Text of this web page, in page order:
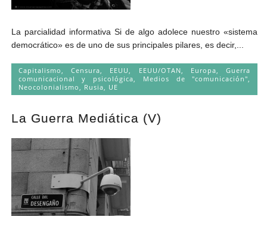
La parcialidad informativa Si de algo adolece nuestro «sistema
democrático» es de uno de sus principales pilares, es decir,...
Capitalismo Censura EEUU EEUU/OTAN Europa ,Guerra
comunicacional y psicológica
Medios de "comunicación"
Neocolonialismo
Rusia UE
La Guerra Mediática (V)